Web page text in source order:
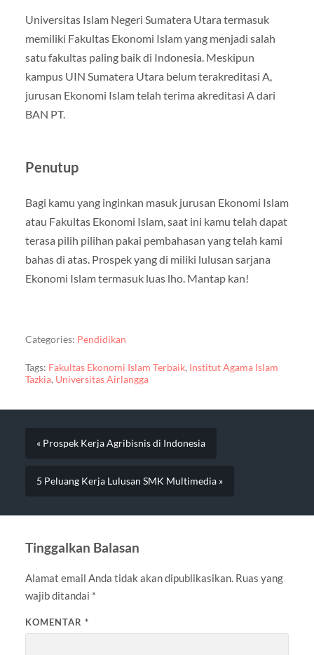
Universitas Islam Negeri Sumatera Utara termasuk
memiliki Fakultas Ekonomi Islam yang menjadi salah
satu fakultas paling baik di Indonesia. Meskipun
kampus UIN Sumatera Utara belum terakreditasi A,
jurusan Ekonomi Islam telah terima akreditasi A dari
BAN PT.
Penutup
Bagi kamu yang inginkan masuk jurusan Ekonomi Islam
atau Fakultas Ekonomi Islam, saat ini kamu telah dapat
terasa pilih pilihan pakai pembahasan yang telah kami
bahas di atas. Prospek yang di miliki lulusan sarjana
Ekonomi Islam termasuk luas lho. Mantap kan!
Categories: Pendidikan
Tags: Fakultas Ekonomi Islam Terbaik, Institut Agama Islam
Tazkia, Universitas Airlangga
« Prospek Kerja Agribisnis di Indonesia
5 Peluang Kerja Lulusan SMK Multimedia »
Tinggalkan Balasan
Alamat email Anda tidak akan dipublikasikan. Ruas yang
wajib ditandai *
KOMENTAR *